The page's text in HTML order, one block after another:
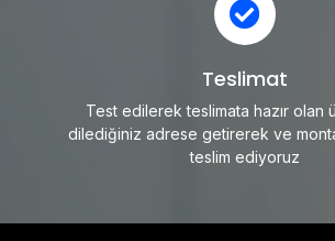
Teslimat
Test edilerek teslimata hazır olan
dilediğiniz adrese getirerek ve
teslim ediyoruz